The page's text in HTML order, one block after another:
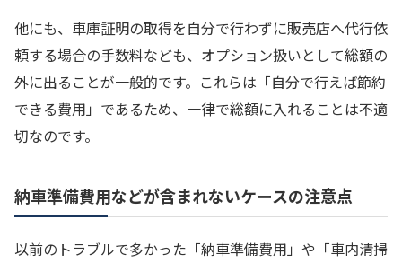
他にも、車庫証明の取得を自分で行わずに販売店へ代行依
頼する場合の手数料なども、オプション扱いとして総額の
外に出ることが一般的です。これらは「自分で行えば節約
できる費用」であるため、一律で総額に入れることは不適
切なのです。
納車準備費用などが含まれないケースの注意点
以前のトラブルで多かった「納車準備費用」や「車内清掃